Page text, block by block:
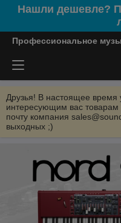
Нашли дешевле?
Профессиональное
Друзья! В настоящее
интересующим вас
почту компания
выходных ;)